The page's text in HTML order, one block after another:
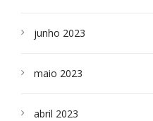
junho 2023
maio 2023
abril 2023